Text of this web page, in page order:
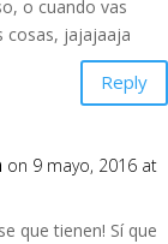
o cuando vas
cosas, jajajaaja
Reply
on 9 mayo, 2016 at
que tienen! Sí que